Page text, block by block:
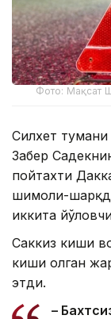
Фото: Мақсат
Силхет
Забер
пойтахти
шимоли-
иккита
Саккиз киши
киши олган
этди.
–